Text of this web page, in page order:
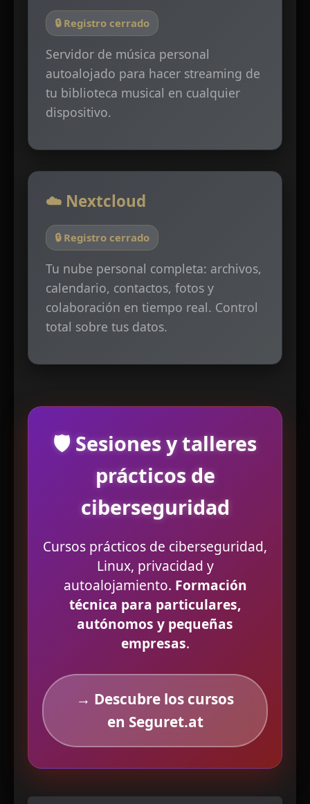
🔒 Registro cerrado
Servidor de música personal
autoalojado para hacer streaming de
tu biblioteca musical en cualquier
dispositivo.
☁️ Nextcloud
🔒 Registro cerrado
Tu nube personal completa: archivos,
calendario, contactos, fotos y
colaboración en tiempo real. Control
total sobre tus datos.
🛡️ Sesiones y talleres
prácticos de
ciberseguridad
Cursos prácticos de ciberseguridad,
Linux, privacidad y
autoalojamiento. Formación
técnica para particulares,
autónomos y pequeñas
empresas.
→ Descubre los cursos
en Seguret.at